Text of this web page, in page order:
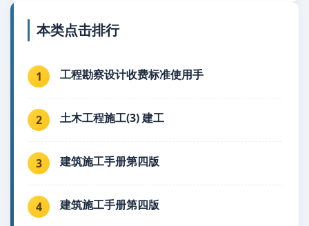
本类点击排行
1 工程勘察设计收费标准使用手
2 土木工程施工(3) 建工
3 建筑施工手册第四版
4 建筑施工手册第四版